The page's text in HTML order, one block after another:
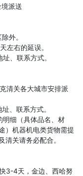
派送
外。
左右的延误。
、联系方式。
清关各大城市安排派
、联系方式。
明细（具体品名、材
） 机器机电类货物需提
关请务必配合。
3-4天，金边、西哈努